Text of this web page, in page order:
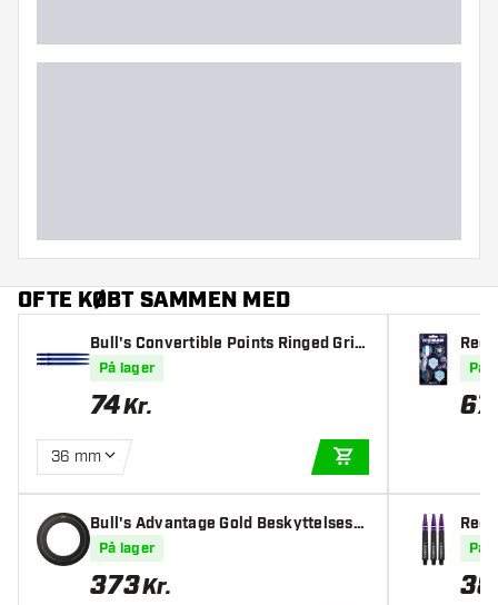
Dart form
OFTE KØBT SAMMEN MED
Bull's Convertible Points Ringed Grip
Blue
På lager
74Kr.
36 mm
Bull's Advantage Gold Beskyttelsesri
nge
På lager
373Kr.
Red
På
67
Red
k/
På
38